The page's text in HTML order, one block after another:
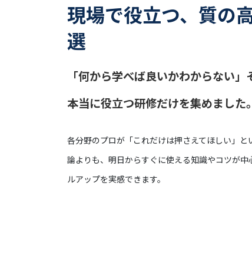
現場で役立つ、質の
選
「何から学べば良いかわからない」
本当に役立つ研修だけを集めました。
各分野のプロが「これだけは押さえてほしい」
論よりも、明日からすぐに使える知識やコツが
ルアップを実感できます。